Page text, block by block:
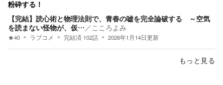
粉砕する！
【完結】読心術と物理法則で、青春の嘘を完全論破する ～空気
を読まない怪物が、仮… ／ こころよみ
★40 ラブコメ 完結済 102話 2026年1月14日更新
もっと見る